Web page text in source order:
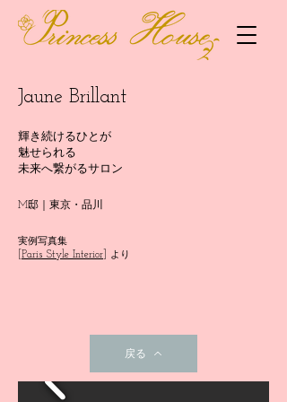
Jaune Brillant
輝き続けるひとが
魅せられる
未来へ繋がるサロン
M邸｜東京・品川
実例写真集
[Paris Style Interior] より
戻る